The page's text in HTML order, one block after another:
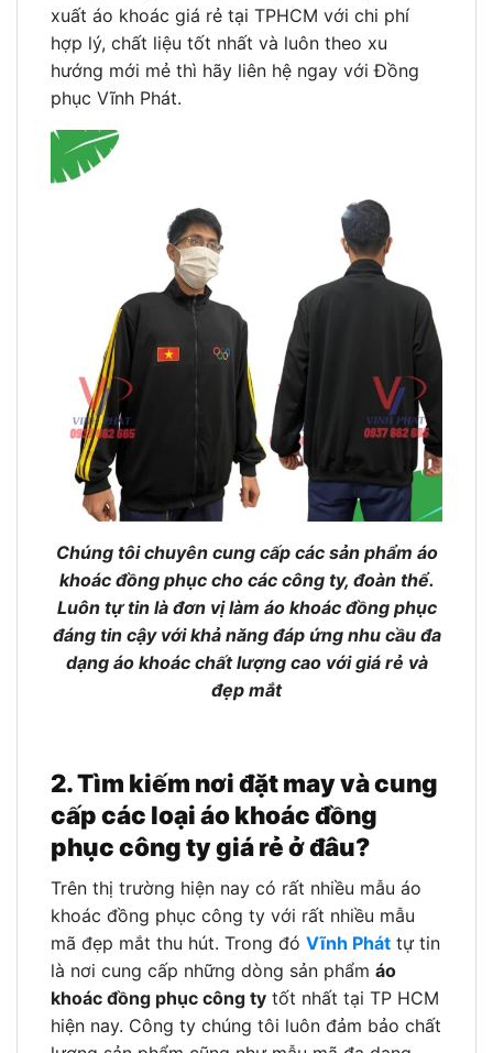
xuất áo khoác giá rẻ tại TPHCM với chi phí
hợp lý, chất liệu tốt nhất và luôn theo xu
hướng mới mẻ thì hãy liên hệ ngay với Đồng
phục Vĩnh Phát.
Chúng tôi chuyên cung cấp các sản phẩm áo
khoác đồng phục cho các công ty, đoàn thể.
Luôn tự tin là đơn vị làm áo khoác đồng phục
đáng tin cậy với khả năng đáp ứng nhu cầu đa
dạng áo khoác chất lượng cao với giá rẻ và
đẹp mắt
2. Tìm kiếm nơi đặt may và cung
cấp các loại áo khoác đồng
phục công ty giá rẻ ở đâu?
Trên thị trường hiện nay có rất nhiều mẫu áo
khoác đồng phục công ty với rất nhiều mẫu
mã đẹp mắt thu hút. Trong đó Vĩnh Phát tự tin
là nơi cung cấp những dòng sản phẩm áo
khoác đồng phục công ty tốt nhất tại TP HCM
hiện nay. Công ty chúng tôi luôn đảm bảo chất